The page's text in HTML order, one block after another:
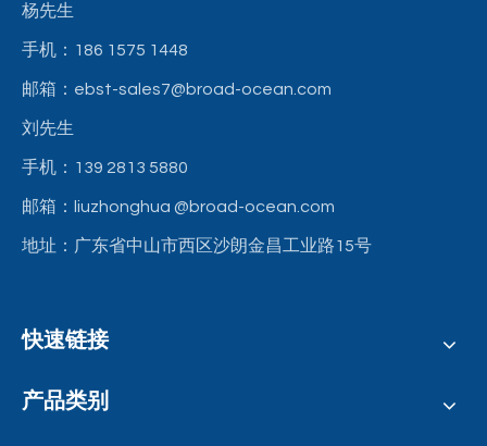
杨先生
手机：186 1575 1448
邮箱：ebst-sales7@broad-ocean.com
刘先生
手机：139 2813 5880
邮箱：liuzhonghua @broad-ocean.com
地址：广东省中山市西区沙朗金昌工业路15号
快速链接
产品类别